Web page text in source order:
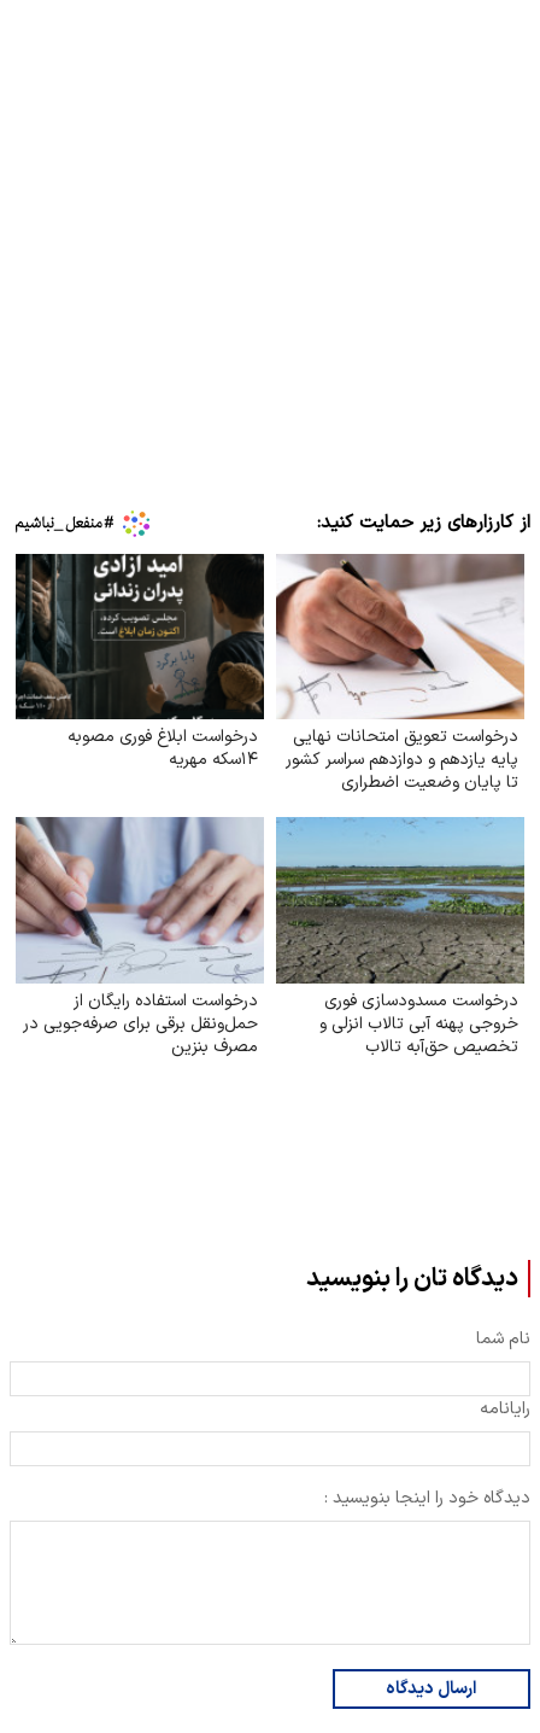
از کارزارهای زیر حمایت کنید:
درخواست تعویق امتحانات نهایی
پایه یازدهم و دوازدهم سراسر کشور
تا پایان وضعیت اضطراری
درخواست ابلاغ فوری مصوبه
۱۴سکه مهریه
درخواست مسدودسازی فوری
خروجی پهنه آبی تالاب انزلی و
تخصیص حق‌آبه تالاب
درخواست استفاده رایگان از
حمل‌ونقل برقی برای صرفه‌جویی در
مصرف بنزین
دیدگاه تان را بنویسید
نام شما
رایانامه
دیدگاه خود را اینجا بنویسید :
ارسال دیدگاه